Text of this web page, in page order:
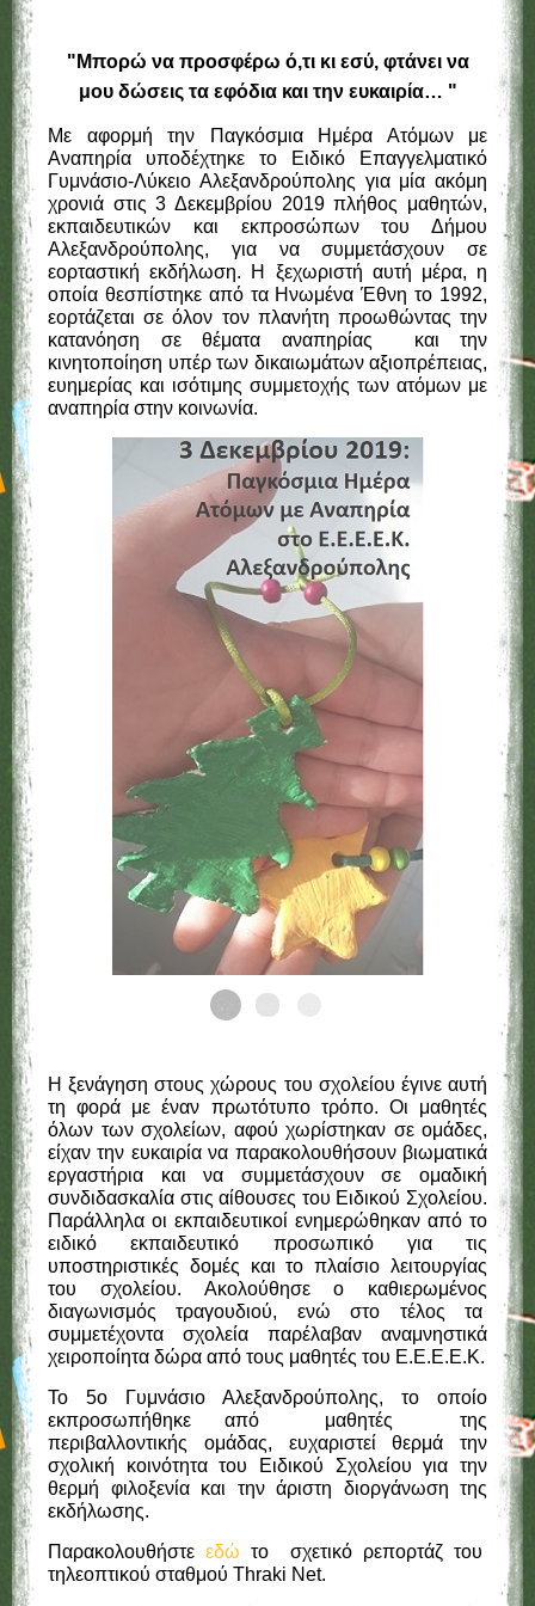
"Μπορώ να προσφέρω ό,τι κι εσύ, φτάνει να
μου δώσεις τα εφόδια και την ευκαιρία… "
Με αφορμή την Παγκόσμια Ημέρα Ατόμων με
Αναπηρία υποδέχτηκε τo Ειδικό Επαγγελματικό
Γυμνάσιο-Λύκειο Αλεξανδρούπολης για μία ακόμη
χρονιά στις 3 Δεκεμβρίου 2019 πλήθος μαθητών,
εκπαιδευτικών και εκπροσώπων του Δήμου
Αλεξανδρούπολης, για να συμμετάσχουν σε
εορταστική εκδήλωση. Η ξεχωριστή αυτή μέρα, η
οποία θεσπίστηκε από τα Ηνωμένα Έθνη το 1992,
εορτάζεται σε όλον τον πλανήτη προωθώντας την
κατανόηση σε θέματα αναπηρίας και την
κινητοποίηση υπέρ των δικαιωμάτων αξιοπρέπειας,
ευημερίας και ισότιμης συμμετοχής των ατόμων με
αναπηρία στην κοινωνία.
Η ξενάγηση στους χώρους του σχολείου έγινε αυτή
τη φορά με έναν πρωτότυπο τρόπο. Οι μαθητές
όλων των σχολείων, αφού χωρίστηκαν σε ομάδες,
είχαν την ευκαιρία να παρακολουθήσουν βιωματικά
εργαστήρια και να συμμετάσχουν σε ομαδική
συνδιδασκαλία στις αίθουσες του Ειδικού Σχολείου.
Παράλληλα οι εκπαιδευτικοί ενημερώθηκαν από το
του σχολείου. Ακολούθησε ο καθιερωμένος
διαγωνισμός τραγουδιού, ενώ στο τέλος τα
συμμετέχοντα σχολεία παρέλαβαν αναμνηστικά
χειροποίητα δώρα από τους μαθητές του Ε.Ε.Ε.Ε.Κ.
Το 5ο Γυμνάσιο Αλεξανδρούπολης, το οποίο
εκπροσωπήθηκε από μαθητές της
περιβαλλοντικής ομάδας, ευχαριστεί θερμά την
σχολική κοινότητα του Ειδικού Σχολείου για την
θερμή φιλοξενία και την άριστη διοργάνωση της
εκδήλωσης.
Παρακολουθήστεεδώ
το σχετικό ρεπορτάζ του
τηλεοπτικού σταθμού Thraki Net.
ΑΝΑΚΟΙΝΩΣΕΙΣ